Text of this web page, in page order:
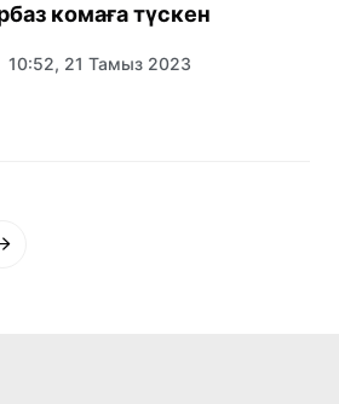
комаға түскен
10:52, 21 Тамыз 2023